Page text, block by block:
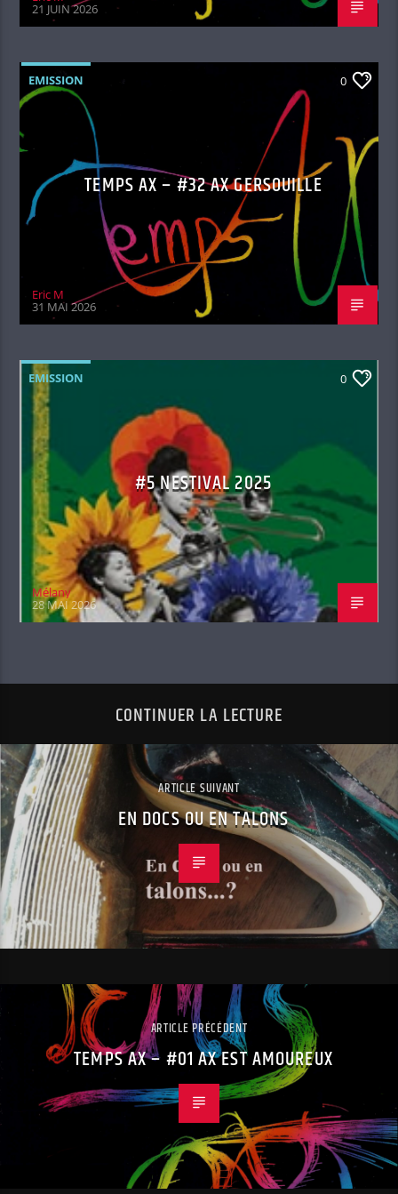
21 JUIN 2026
EMISSION 0
TEMPS AX – #32 AX GERSOUILLE
Eric M
31 MAI 2026
EMISSION 0
#5 NESTIVAL 2025
Mélany
28 MAI 2026
CONTINUER LA LECTURE
ARTICLE SUIVANT
EN DOCS OU EN TALONS
ARTICLE PRÉCÉDENT
TEMPS AX – #01 AX EST AMOUREUX